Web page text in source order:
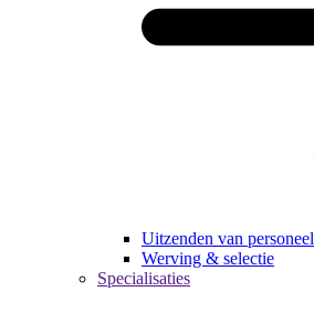
Uitzenden van personeel
Werving & selectie
Specialisaties